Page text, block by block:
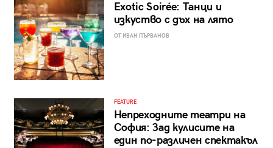
Exotic Soirée: Танци и
изкуство с дъх на лято
ОТ ИВАН ПЪРВАНОВ
FEATURE
Непреходните театри на
София: Зад кулисите на
един по-различен спектакъл